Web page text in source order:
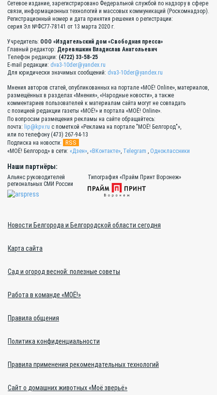
Сетевое издание, зарегистрировано Федеральной службой по надзору в сфере
связи, информационных технологий и массовых коммуникаций (Роскомнадзор).
Регистрационный номер и дата принятия решения о регистрации:
серия Эл №ФС77-78141 от 13 марта 2020 г.
Учредитель: ООО «Издательский дом «Свободная пресса»
Главный редактор: Деревяшкин Владислав Анатольевич
Телефон редакции: (4722) 33-58-25
E-mail редакции: dva3-10der@yandex.ru
Для юридически значимых сообщений: dva3-10der@yandex.ru
Мнения авторов статей, опубликованных на портале «МОЁ! Online», материалов,
размещённых в разделах «Мнения», «Народные новости», а также
комментариев пользователей к материалам сайта могут не совпадать
с позицией редакции газеты «МОЁ!» и портала «МОЁ! Online».
По вопросам размещения рекламы на сайте обращайтесь:
почта: lip@kpv.ru с пометкой «Реклама на портале "МОЁ! Белгород"»,
или по телефону (473) 267-94-13
Подписка на новости:
RSS
«МОЁ! Белгород» в сети: «Дзен», «ВКонтакте», Telegram , Одноклассники
Наши партнёры:
Альянс руководителей
региональных СМИ России
Типография «Прайм Принт Воронеж»
Новости Белгорода и Белгородской области сегодня
Карта сайта
Сад и огород весной: полезные советы
Работа в команде «МОЁ!»
Правила общения
Политика конфиденциальности
Правила применения рекомендательных технологий
Сайт о домашних животных «Моё зверьё»